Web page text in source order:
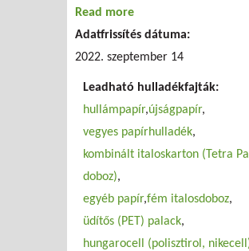
Read more
udvar (XI.)
Adatfrissítés dátuma:
2022. szeptember 14
Leadható hulladékfajták:
hullámpapír újságpapír
vegyes papírhulladék
kombinált italoskarton (Tetra
doboz)
egyéb papír fém italosdoboz
üdítős (PET) palack
hungarocell (polisztirol,